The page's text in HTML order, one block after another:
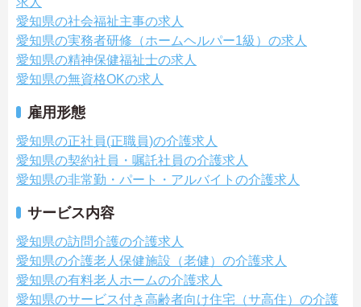
愛知県の社会福祉主事の求人
愛知県の実務者研修（ホームヘルパー1級）の求人
愛知県の精神保健福祉士の求人
愛知県の無資格OKの求人
雇用形態
愛知県の正社員(正職員)の介護求人
愛知県の契約社員・嘱託社員の介護求人
愛知県の非常勤・パート・アルバイトの介護求人
サービス内容
愛知県の訪問介護の介護求人
愛知県の介護老人保健施設（老健）の介護求人
愛知県の有料老人ホームの介護求人
愛知県のサービス付き高齢者向け住宅（サ高住）の介護